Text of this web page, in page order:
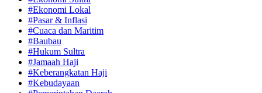
#Ekonomi Lokal
#Pasar & Inflasi
#Cuaca dan Maritim
#Baubau
#Hukum Sultra
#Jamaah Haji
#Keberangkatan Haji
#Kebudayaan